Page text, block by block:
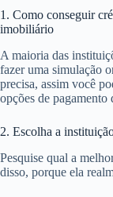
1. Como conseguir
imobiliário
A maioria das
fazer uma simulação
precisa, assim você
opções de
2. Escolha a
Pesquise qual a
disso, porque ela